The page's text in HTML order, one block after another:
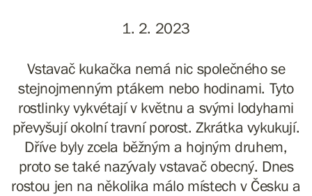
1. 2. 2023
Vstavač kukačka nemá nic společného se
stejnojmenným ptákem nebo hodinami. Tyto
rostlinky vykvétají v květnu a svými lodyhami
převyšují okolní travní porost. Zkrátka vykukují.
Dříve byly zcela běžným a hojným druhem,
proto se také nazývaly vstavač obecný. Dnes
rostou jen na několika málo místech v Česku a